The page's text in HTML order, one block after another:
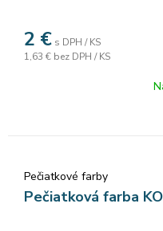
2 € s DPH / KS
1,63 € bez DPH / KS
Pečiatkové farby
Pečiatková farba